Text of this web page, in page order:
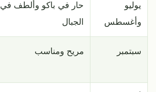
يوليو
وأغسطس
حار في باكو وألطف في
الجبال
سبتمبر مريح ومناسب